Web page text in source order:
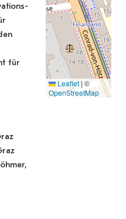
für
Leaflet |©
OpenStreetMap